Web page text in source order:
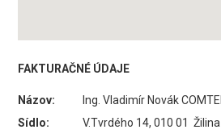
FAKTURAČNÉ ÚDAJE
Názov:
Ing. Vladimír Novák COMTEL
Sídlo:
V.Tvrdého 14, 010 01 Žilina